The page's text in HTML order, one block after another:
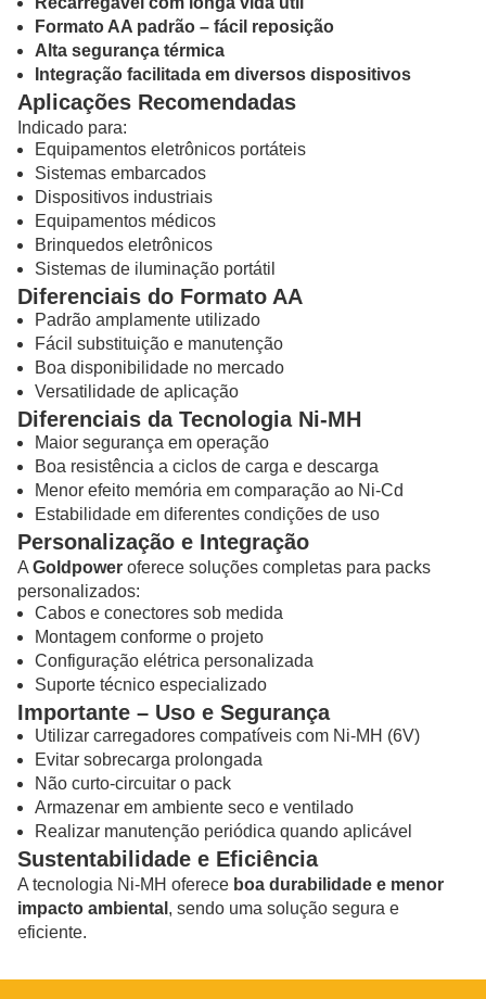
Formato AA padrão – fácil reposição
Alta segurança térmica
Integração facilitada em diversos dispositivos
Aplicações Recomendadas
Indicado para:
Equipamentos eletrônicos portáteis
Sistemas embarcados
Dispositivos industriais
Equipamentos médicos
Brinquedos eletrônicos
Sistemas de iluminação portátil
Diferenciais do Formato AA
Padrão amplamente utilizado
Fácil substituição e manutenção
Boa disponibilidade no mercado
Versatilidade de aplicação
Diferenciais da Tecnologia Ni-MH
Maior segurança em operação
Boa resistência a ciclos de carga e descarga
Menor efeito memória em comparação ao Ni-Cd
Estabilidade em diferentes condições de uso
Personalização e Integração
AGoldpower oferece soluções completas para packs
personalizados:
Cabos e conectores sob medida
Montagem conforme o projeto
Configuração elétrica personalizada
Suporte técnico especializado
Importante – Uso e Segurança
Utilizar carregadores compatíveis com Ni-MH (6V)
Evitar sobrecarga prolongada
Não curto-circuitar o pack
Armazenar em ambiente seco e ventilado
Realizar manutenção periódica quando aplicável
Sustentabilidade e Eficiência
A tecnologia Ni-MH oferece boa durabilidade e menor
impacto ambiental , sendo uma solução segura e
eficiente.